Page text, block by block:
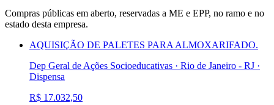
Compras públicas em aberto, reservadas a ME e EPP, no ramo e no
estado desta empresa.
AQUISIÇÃO DE PALETES PARA ALMOXARIFADO.
Dep Geral de Ações Socioeducativas · Rio de Janeiro - RJ ·
Dispensa
R$ 17.032,50